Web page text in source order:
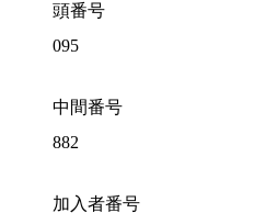
頭番号
095
中間番号
882
加入者番号